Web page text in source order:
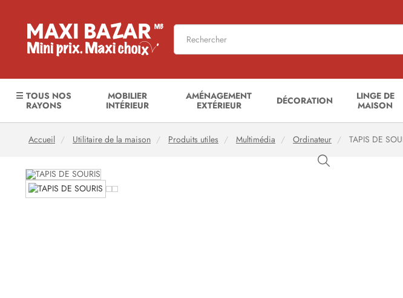
☰ TOUS NOS
RAYONS
MOBILIER
INTÉRIEUR
AMÉNAGEMENT
EXTÉRIEUR
DÉCORATION
LINGE DE
MAISON
Accueil Utilitaire de la maison Produits utiles Multimédia Ordinateur TAPIS DE